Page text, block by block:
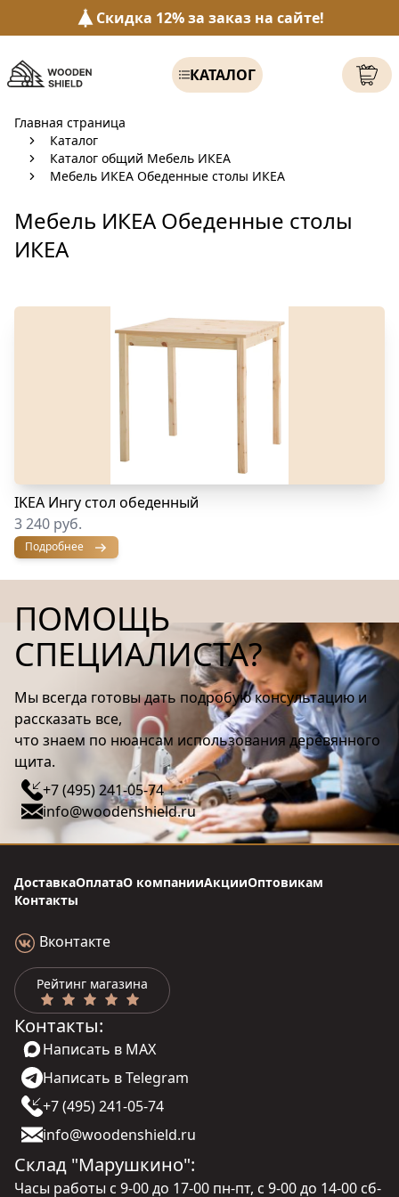
Скидка 12% за заказ на сайте!
КАТАЛОГ
Главная страница
Каталог
Каталог общий Мебель ИКЕА
Мебель ИКЕА Обеденные столы ИКЕА
Мебель ИКЕА Обеденные столы
ИКЕА
IKEA Ингу стол обеденный
3 240 руб.
Подробнее
ПОМОЩЬ
СПЕЦИАЛИСТА?
Мы всегда готовы дать подробую консультацию и
рассказать все,
что знаем по нюансам использования деревянного
щита.
+7 (495) 241-05-74
info@woodenshield.ru
ДоставкаОплатаО компанииАкцииОптовикам
Контакты
Вконтакте
Рейтинг магазина
Контакты:
Написать в MAX
Написать в Telegram
+7 (495) 241-05-74
info@woodenshield.ru
Склад "Марушкино":
Часы работы с 9-00 до 17-00 пн-пт, с 9-00 до 14-00 сб-